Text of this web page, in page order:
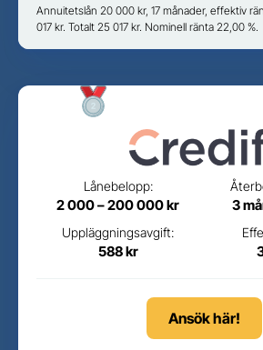
Annuitetslån 20 000 kr, 17 månader, effektiv
017 kr. Totalt 25 017 kr. Nominell ränta 22,00 %.
Lånebelopp:
2 000 – 200 000 kr 3
Uppläggningsavgift:
588 kr
Ansök här!